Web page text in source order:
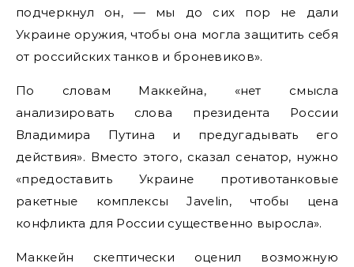
подчеркнул он, — мы до сих пор не дали
Украине оружия, чтобы она могла защитить себя
от российских танков и броневиков».
По словам Маккейна, «нет смысла
анализировать слова президента России
Владимира Путина и предугадывать его
действия». Вместо этого, сказал сенатор, нужно
«предоставить Украине противотанковые
ракетные комплексы Javelin, чтобы цена
конфликта для России существенно выросла».
Маккейн скептически оценил возможную